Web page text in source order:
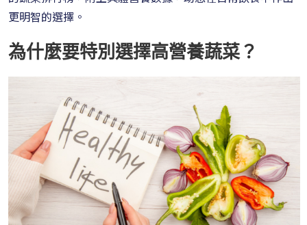
更明智的選擇。
為什麼要特別選擇高營養蔬菜？